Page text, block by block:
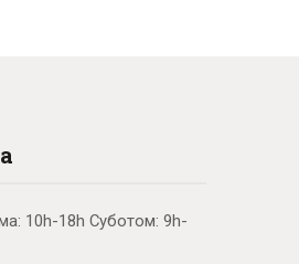
10h-18h Суботом: 9h-